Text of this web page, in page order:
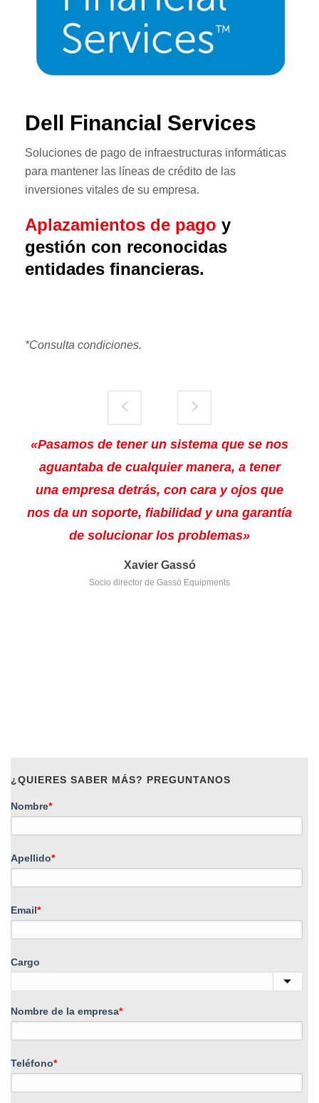
Dell Financial Services
Soluciones de pago de infraestructuras informáticas
para mantener las líneas de crédito de las
inversiones vitales de su empresa.
Aplazamientos de pago y
gestión con reconocidas
entidades financieras.
*Consulta condiciones.
«Pasamos de tener un sistema que se nos
aguantaba de cualquier manera, a tener
una empresa detrás, con cara y ojos que
nos da un soporte, fiabilidad y una garantía
de solucionar los problemas»
Xavier Gassó
Socio director de Gassó Equipments
¿QUIERES SABER MÁS? PREGUNTANOS
Nombre*
Apellido*
Email*
Cargo
Nombre de la empresa*
Teléfono*